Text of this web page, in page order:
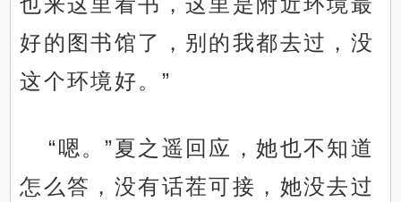
好的图书馆了，别的我都去过，没
这个环境好。”
“嗯。”夏之遥回应，她也不知道
怎么答，没有话茬可接，她没去过